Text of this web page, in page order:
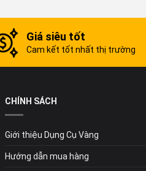
Giá siêu tốt
Cam kết tốt nhất thị trường
CHÍNH SÁCH
Giới thiệu Dụng Cụ Vàng
Hướng dẫn mua hàng